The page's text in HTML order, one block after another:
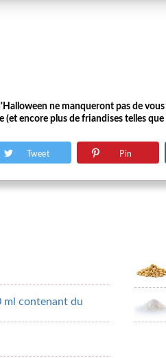
ne manqueront pas de
encore plus de friandises telles
Tweet Pin
ml contenant du